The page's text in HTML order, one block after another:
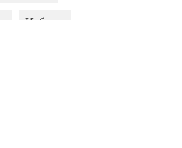
Избори